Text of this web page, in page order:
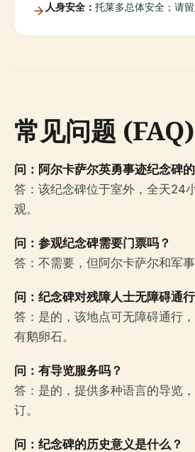
人身安全： 托莱多总体安全；请留
常见问题 (FAQ)
问：阿尔卡萨尔英勇事迹纪念碑
答：该纪念碑位于室外，全天24
观。
问：参观纪念碑需要门票吗？
答：不需要，但阿尔卡萨尔和军事
问：纪念碑对残障人士无障碍通
答：是的，该地点可无障碍通行
有鹅卵石。
问：有导览服务吗？
答：是的，提供多种语言的导览
订。
问：纪念碑的历史意义是什么？